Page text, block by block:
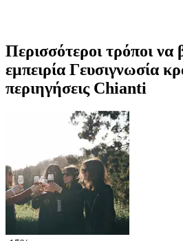
Περισσότεροι τρόποι να
εμπειρία Γευσιγνωσία
περιηγήσεις Chianti